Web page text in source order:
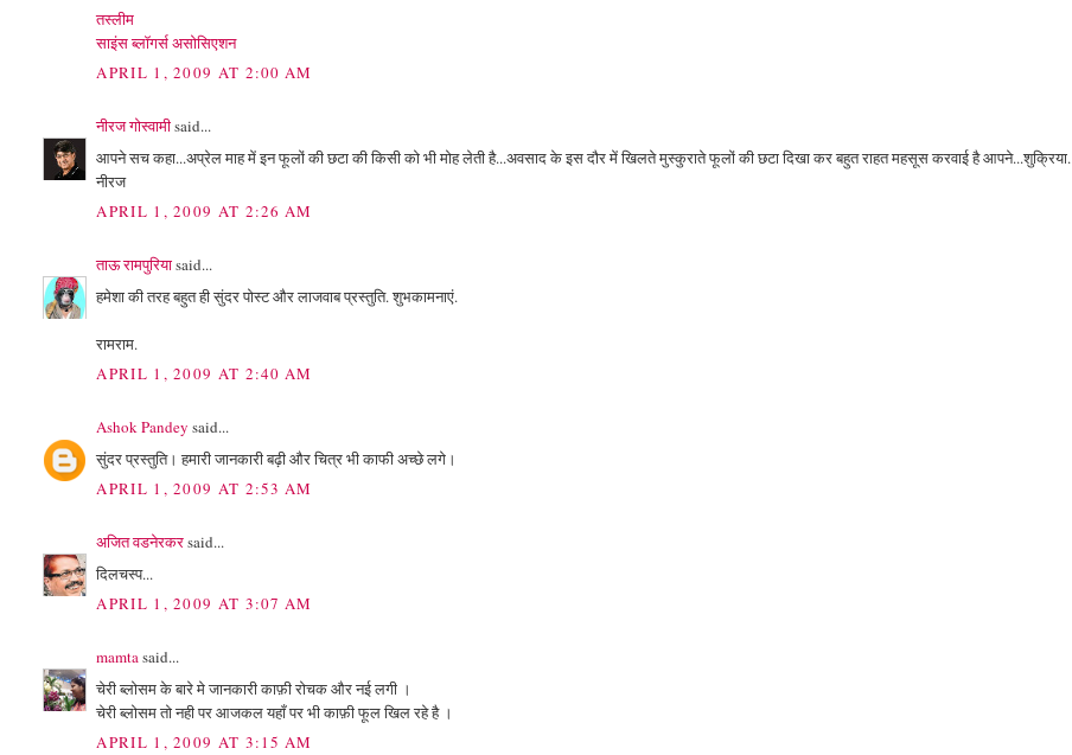
तस्‍लीम
साइंस ब्‍लॉगर्स असोसिएशन
APRIL 1, 2009 AT 2:00 AM
नीरज गोस्वामीsaid...
आपने सच कहा...अप्रेल माह में इन फूलों की छटा की किसी को भी मोह लेती है...अवसाद के इस दौर में खिलते मुस्कुराते फूलों की छटा दिखा कर बहुत राहत महसूस करवाई है आपने...शुक्रिया.
नीरज
APRIL 1, 2009 AT 2:26 AM
ताऊ रामपुरियाsaid...
हमेशा की तरह बहुत ही सुंदर पोस्ट और लाजवाब प्रस्तुति. शुभकामनाएं.
रामराम.
APRIL 1, 2009 AT 2:40 AM
Ashok Pandey said...
सुंदर प्रस्‍तुति। हमारी जानकारी बढ़ी और चित्र भी काफी अच्‍छे लगे।
APRIL 1, 2009 AT 2:53 AM
अजित वडनेरकरsaid...
दिलचस्प...
APRIL 1, 2009 AT 3:07 AM
mamtasaid...
चेरी ब्‍लोसम के बारे मे जानकारी काफ़ी रोचक और नई लगी ।
चेरी ब्‍लोसम तो नही पर आजकल यहाँ पर भी काफ़ी फूल खिल रहे है ।
APRIL 1, 2009 AT 3:15 AM